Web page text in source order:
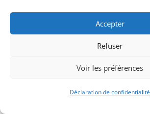
Accepter
Refuser
Voir les préférences
Déclaration de confidentialité